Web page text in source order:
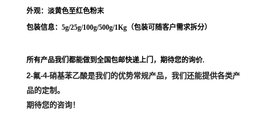
外观：淡黄色至红色粉末
包装信息：5g/25g/100g/500g/1Kg（包装可随客户需求拆分）
所有产品我们都能做到全国包邮快递上门，期待您的询价.
2-氟-4-硝基苯乙酸是我们的优势常规产品，我们还能提供各类产
品的定制。
期待您的咨询！